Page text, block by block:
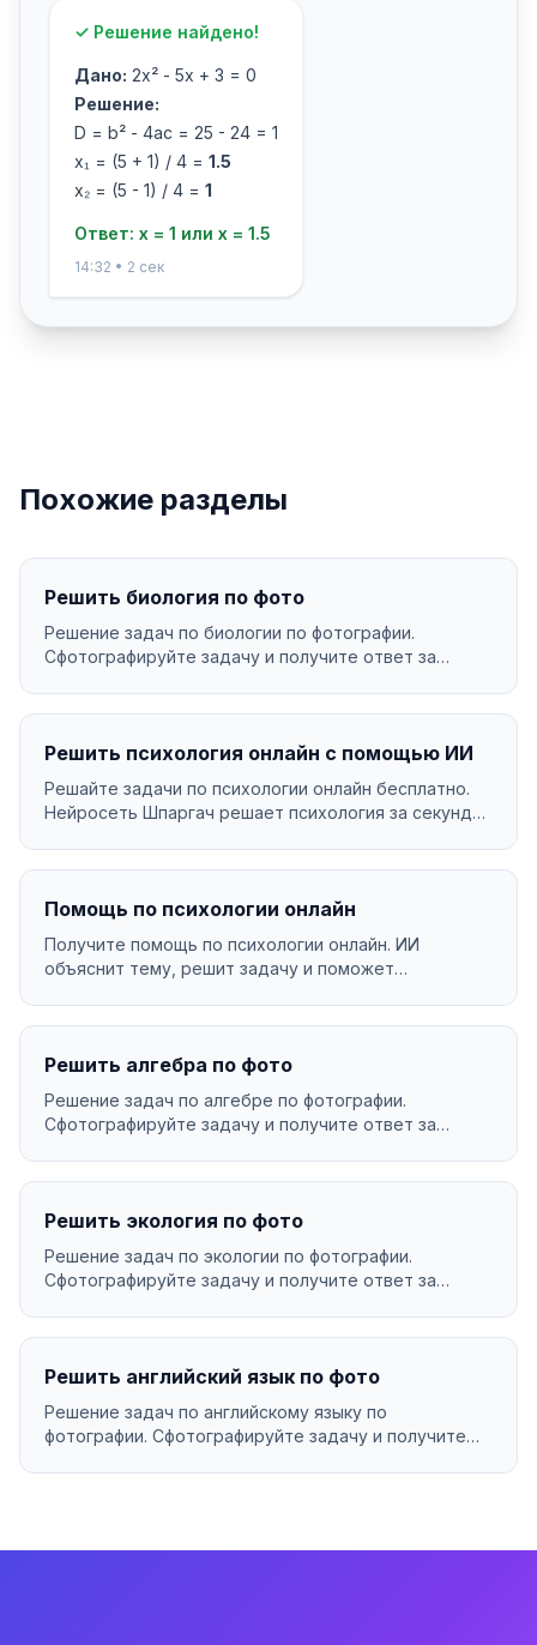
✓ Решение найдено!
Дано: 2x² - 5x + 3 = 0
Решение:
D = b² - 4ac = 25 - 24 = 1
x₁ = (5 + 1) / 4 = 1.5
x₂ = (5 - 1) / 4 = 1
Ответ: x = 1 или x = 1.5
14:32 • 2 сек
Похожие разделы
Решить биология по фото
Решение задач по биологии по фотографии.
Сфотографируйте задачу и получите ответ за
Решить психология онлайн с помощью ИИ
Решайте задачи по психологии онлайн бесплатно.
Нейросеть Шпаргач решает психология за секунды
Помощь по психологии онлайн
Получите помощь по психологии онлайн. ИИ
объяснит тему, решит задачу и поможет
Решить алгебра по фото
Решение задач по алгебре по фотографии.
Сфотографируйте задачу и получите ответ за
Решить экология по фото
Решение задач по экологии по фотографии.
Сфотографируйте задачу и получите ответ за
Решить английский язык по фото
Решение задач по английскому языку по
фотографии. Сфотографируйте задачу и получите